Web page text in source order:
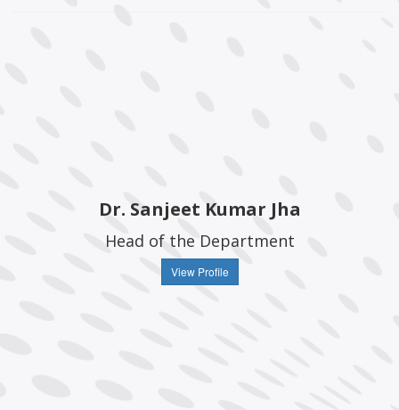
Dr. Sanjeet Kumar Jha
Head of the Department
View Profile